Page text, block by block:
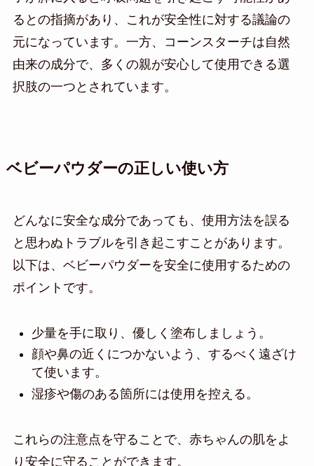
るとの指摘があり、これが安全性に対する議論の
元になっています。一方、コーンスターチは自然
由来の成分で、多くの親が安心して使用できる選
択肢の一つとされています。
ベビーパウダーの正しい使い方
どんなに安全な成分であっても、使用方法を誤る
と思わぬトラブルを引き起こすことがあります。
以下は、ベビーパウダーを安全に使用するための
ポイントです。
少量を手に取り、優しく塗布しましょう。
顔や鼻の近くにつかないよう、するべく遠ざけ
て使います。
湿疹や傷のある箇所には使用を控える。
これらの注意点を守ることで、赤ちゃんの肌をよ
り安全に守ることができます。